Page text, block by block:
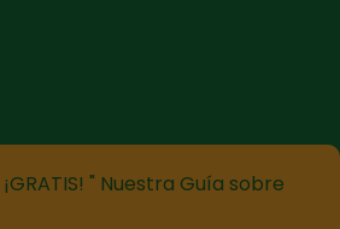
" Nuestra Guía sobre